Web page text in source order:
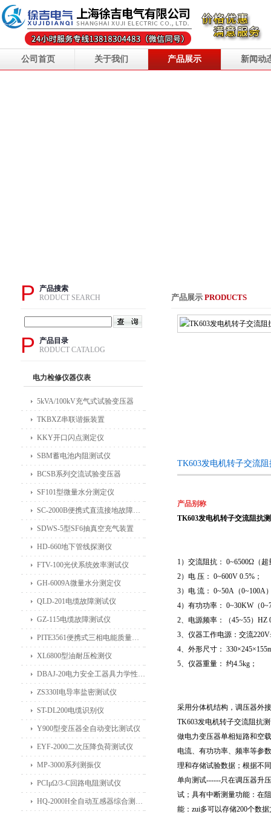
公司首页 关于我们 产品展示 新闻动
产品展示 PRODUCTS
TK603发电机转子交流
产品别称
TK603发电机转子交流阻抗
1）交流阻抗： 0~6500Ω（
2）电 压： 0~600V 0.5%；
3）电 流： 0~50A（0~100A
4）有功功率： 0~30KW（
2、电源频率：（45~55）HZ
3、仪器工作电源：交流
4、外形尺寸：
5、仪器重量： 约4.5kg；
采用分体机结构，调压器外
TK603发电机转子交流阻抗
做电力变压器单相短路和空
电流、有功功率、频率等参
理和存储试验数据；根据不
单向测试------只在调压器升
试；具有中断测量功能：在
能：zui多可以存储200个数
P
产品搜索
RODUCT SEARCH
P
产品目录
RODUCT CATALOG
电力检修仪器仪表
5kVA/100kV充气式试验变压器
TKBXZ串联谐振装置
KKY开口闪点测定仪
SBM蓄电池内阻测试仪
BCSB系列交流试验变压器
SF101型微量水分测定仪
SC-2000B便携式直流接地故障检测仪
SDWS-5型SF6抽真空充气装置
HD-660地下管线探测仪
FTV-100光伏系统效率测试仪
GH-6009A微量水分测定仪
QLD-201电缆故障测试仪
GZ-115电缆故障测试仪
PITE3561便携式三相电能质量分析仪
XL6800型油耐压检测仪
DBAJ-20电力安全工器具力学性能试验机
ZS330I电导率盐密测试仪
ST-DL200电缆识别仪
Y900型变压器全自动变比测试仪
EYF-2000二次压降负荷测试仪
MP-3000系列测振仪
PCIμΩ/3-C回路电阻测试仪
HQ-2000H全自动互感器综合测试仪